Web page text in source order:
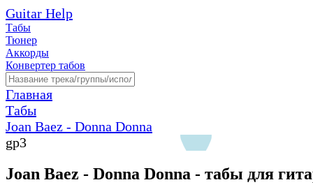
Guitar Help
Табы
Тюнер
Аккорды
Конвертер табов
Главная
Табы
Joan Baez - Donna Donna
gp3
Joan Baez - Donna Donna - табы для